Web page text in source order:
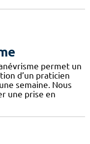
permet un
d’un praticien
semaine. Nous
une prise en